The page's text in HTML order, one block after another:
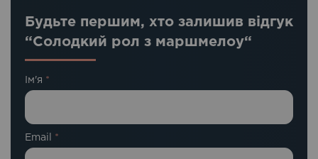
Будьте першим, хто залишив відгук
“Солодкий рол з маршмелоу“
Ім'я *
Email *